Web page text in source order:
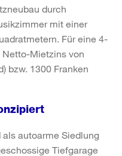
durch
mit einer
Für eine 4-
Mietzins von
bzw. 1300 Franken
autoarme Siedlung
Tiefgarage